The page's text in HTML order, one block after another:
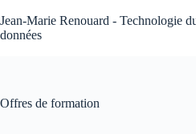
au
contenu
Jean-Marie Renouard - Technologie
données
Offres de formation